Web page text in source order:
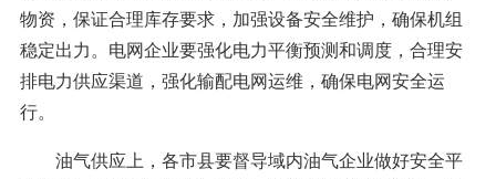
物资，保证合理库存要求，加强设备安全维护，确保机组
稳定出力。电网企业要强化电力平衡预测和调度，合理安
排电力供应渠道，强化输配电网运维，确保电网安全运
行。
油气供应上，各市县要督导域内油气企业做好安全平